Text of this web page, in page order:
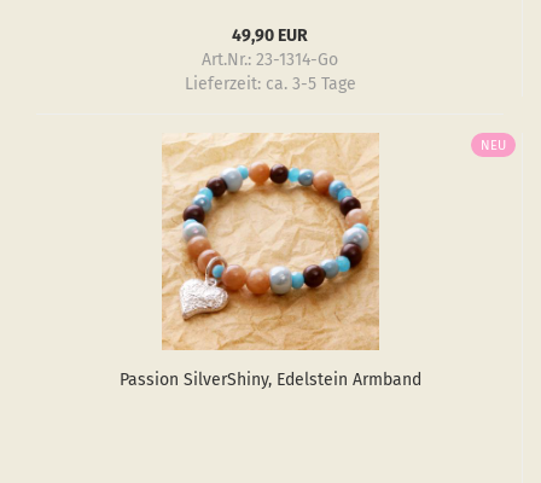
49,90 EUR
Art.Nr.: 23-1314-Go
Lieferzeit: ca. 3-5 Tage
NEU
Pas­si­on Sil­verS­hiny, Edel­stein Arm­band